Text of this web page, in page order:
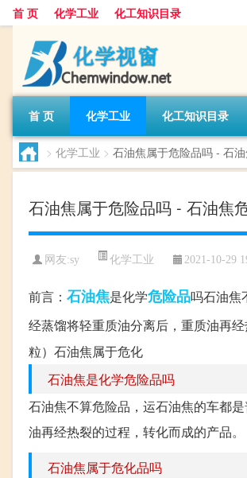
首 页 化学工业 化工知识目录
首 页 化学工业 化工知识目录
> 化学工业 > 石油焦属于危险品吗 - 石
石油焦属于危险品吗 - 石油焦
网友:sy 化学工业 2021-10-29
前言： 石油焦是化学危险品吗石油焦
经蒸馏将轻重质油分离后，重质油再
粒）石油焦属于危化
石油焦是化学危险品吗
石油焦不算危险品，运石油焦的车都
油再经热裂的过程，转化而成的产品
石油焦属于危化品吗